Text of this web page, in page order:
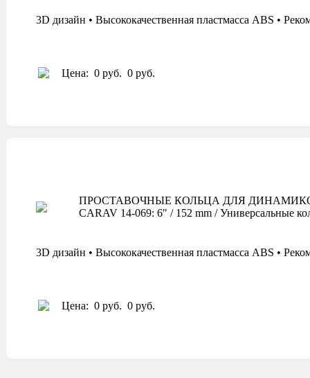
3D дизайн • Высококачественная пластмасса ABS •
Цена: 0 руб. 0 руб.
ПРОСТАВОЧНЫЕ КОЛЬЦА ДЛЯ
CARAV 14-069: 6" / 152 mm / Универсальные
3D дизайн • Высококачественная пластмасса ABS •
Цена: 0 руб. 0 руб.